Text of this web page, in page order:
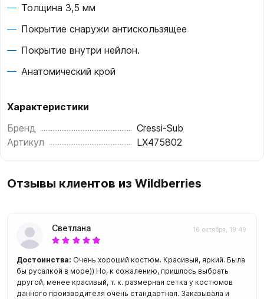
Толщина 3,5 мм
Покрытие снаружи антискользящее
Покрытие внутри нейлон.
Анатомический крой
Характеристики
Бренд
Cressi-Sub
Артикул
LX475802
Отзывы клиентов из Wildberries
Светлана 16 октября, 19:49
Достоинства: Очень хороший костюм. Красивый, яркий. Была
бы русалкой в море)) Но, к сожалению, пришлось выбрать
другой, менее красивый, т. к. размерная сетка у костюмов
данного производителя очень стандартная. Заказывала и